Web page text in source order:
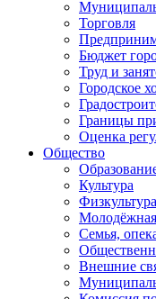
Торговля
Бюджет
Труд и
Городское
Границы
Оценка
Общество
Культура
Семья,
Внешние